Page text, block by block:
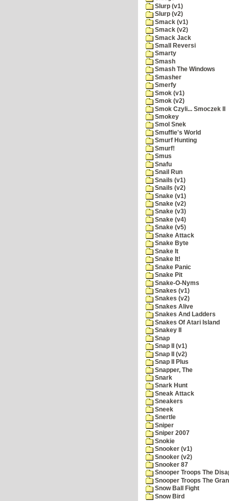
Slurp (v1)
Slurp (v2)
Smack (v1)
Smack (v2)
Smack Jack
Small Reversi
Smarty
Smash
Smash The Windows
Smasher
Smerfy
Smok (v1)
Smok (v2)
Smok Czyli... Smoczek II
Smokey
Smol Snek
Smuffie's World
Smurf Hunting
Smurf!
Smus
Snafu
Snail Run
Snails (v1)
Snails (v2)
Snake (v1)
Snake (v2)
Snake (v3)
Snake (v4)
Snake (v5)
Snake Attack
Snake Byte
Snake It
Snake It!
Snake Panic
Snake Pit
Snake-O-Nyms
Snakes (v1)
Snakes (v2)
Snakes Alive
Snakes And Ladders
Snakes Of Atari Island
Snakey II
Snap
Snap II (v1)
Snap II (v2)
Snap II Plus
Snapper, The
Snark
Snark Hunt
Sneak Attack
Sneakers
Sneek
Snertle
Sniper
Sniper 2007
Snokie
Snooker (v1)
Snooker (v2)
Snooker 87
Snooper Troops The
Snooper Troops The
Snow Ball Fight
Snow Bird